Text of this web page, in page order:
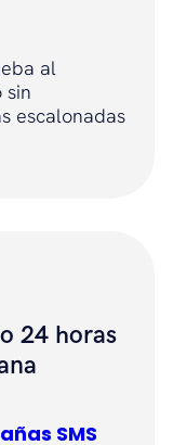
al
sin
escalonadas
24 horas
SMS